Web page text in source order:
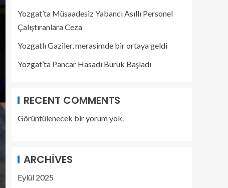
Yozgat’ta Müsaadesiz Yabancı Asıllı Personel
Çalıştıranlara Ceza
Yozgatlı Gaziler, merasimde bir ortaya geldi
Yozgat’ta Pancar Hasadı Buruk Başladı
RECENT COMMENTS
Görüntülenecek bir yorum yok.
ARCHIVES
Eylül 2025